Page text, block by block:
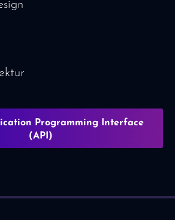
Programming Interface
(API)